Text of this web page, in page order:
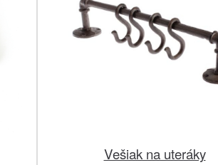
Vešiak na uteráky